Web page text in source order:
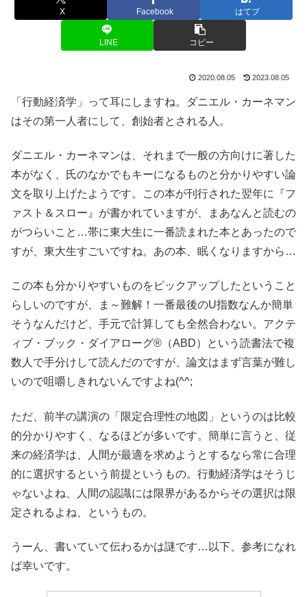
X Facebook はてブ
LINE コピー
2020.08.05 2023.08.05
「行動経済学」って耳にしますね。ダニエル・カーネマン
はその第一人者にして、創始者とされる人。
ダニエル・カーネマンは、それまで一般の方向けに著した
本がなく、氏のなかでもキーになるものと分かりやすい論
文を取り上げたようです。この本が刊行された翌年に『フ
ァスト＆スロー』が書かれていますが、まあなんと読むの
がつらいこと…帯に東大生に一番読まれた本とあったので
すが、東大生すごいですね。あの本、眠くなりますから…
この本も分かりやすいものをピックアップしたということ
らしいのですが、ま～難解！一番最後のU指数なんか簡単
そうなんだけど、手元で計算しても全然合わない。アクテ
ィブ・ブック・ダイアローグ®（ABD）という読書法で複
数人で手分けして読んだのですが、論文はまず言葉が難し
いので咀嚼しきれないんですよね(^^;
ただ、前半の講演の「限定合理性の地図」というのは比較
的分かりやすく、なるほどが多いです。簡単に言うと、従
来の経済学は、人間が最適を求めようとするなら常に合理
的に選択するという前提というもの。行動経済学はそうじ
ゃないよね、人間の認識には限界があるからその選択は限
定されるよね、というもの。
うーん、書いていて伝わるかは謎です…以下、参考になれ
ば幸いです。